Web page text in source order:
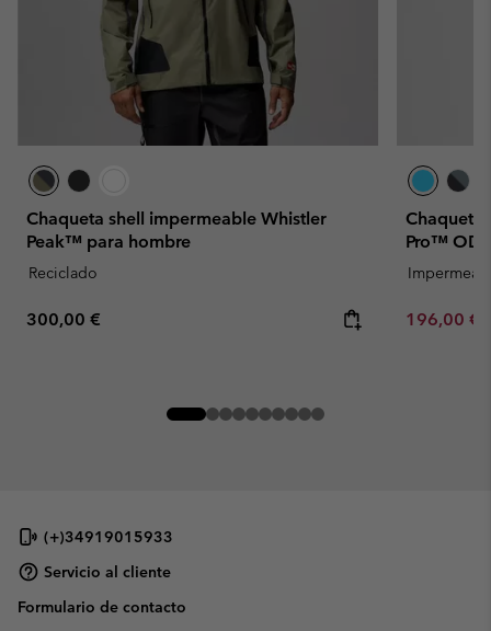
Chaqueta shell impermeable Whistler
Peak™ para hombre
Reciclado
Regular price:
300,00 €
Chaqueta
Pro™
Sale price:
196,00 €
(+)34919015933
Servicio al cliente
Formulario de contacto